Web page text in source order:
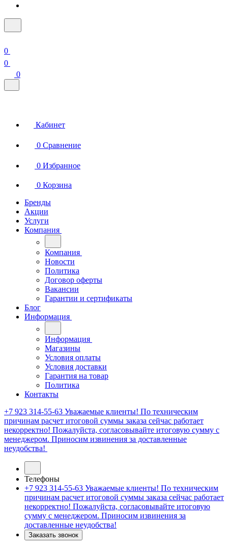
0
0
0
Кабинет
0 Сравнение
0 Избранное
0 Корзина
Бренды
Акции
Услуги
Компания
Компания
Новости
Политика
Договор оферты
Вакансии
Гарантии и сертификаты
Блог
Информация
Информация
Магазины
Условия оплаты
Условия доставки
Гарантия на товар
Политика
Контакты
+7 923 314-55-63 Уважаемые клиенты! По техническим
причинам расчет итоговой суммы заказа сейчас работает
некорректно! Пожалуйста, согласовывайте итоговую сумму с
менеджером. Приносим извинения за доставленные
неудобства!
Телефоны
+7 923 314-55-63 Уважаемые клиенты! По техническим
причинам расчет итоговой суммы заказа сейчас работает
некорректно! Пожалуйста, согласовывайте итоговую
сумму с менеджером. Приносим извинения за
доставленные неудобства!
Заказать звонок